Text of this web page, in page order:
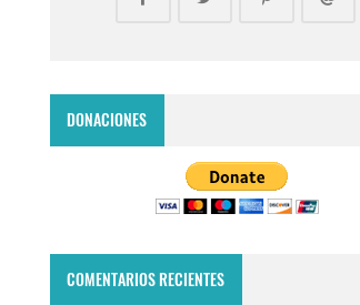
DONACIONES
COMENTARIOS RECIENTES